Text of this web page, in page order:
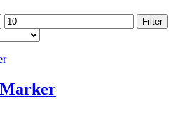
Max.
Preis
Filter
Marker